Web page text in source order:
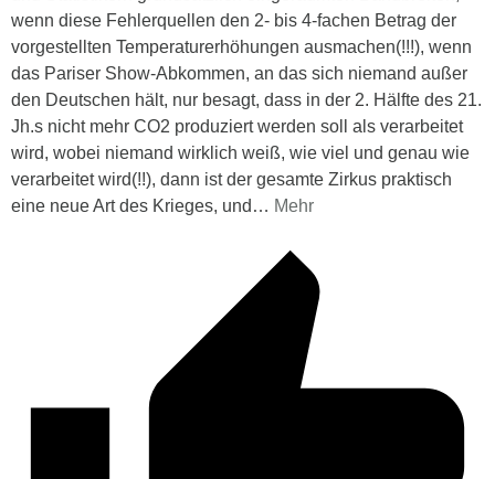
wenn diese Fehlerquellen den 2- bis 4-fachen Betrag der
vorgestellten Temperaturerhöhungen ausmachen(!!!), wenn
das Pariser Show-Abkommen, an das sich niemand außer
den Deutschen hält, nur besagt, dass in der 2. Hälfte des 21.
Jh.s nicht mehr CO2 produziert werden soll als verarbeitet
wird, wobei niemand wirklich weiß, wie viel und genau wie
verarbeitet wird(!!), dann ist der gesamte Zirkus praktisch
eine neue Art des Krieges, und … Mehr